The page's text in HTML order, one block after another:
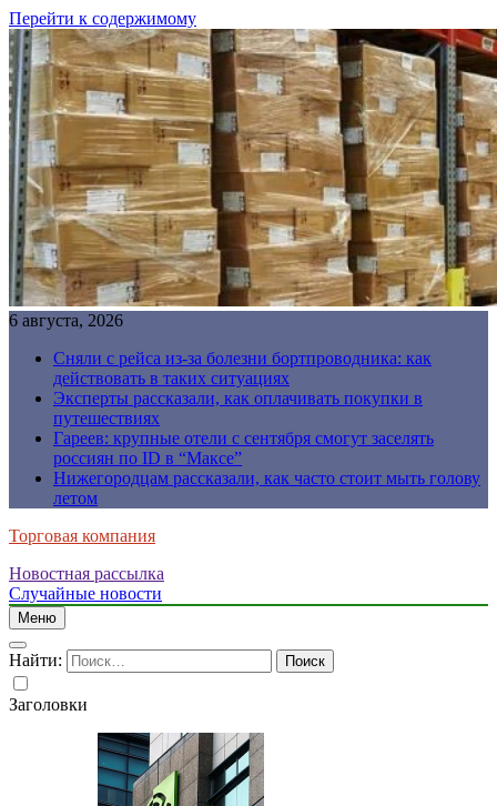
Перейти к содержимому
6 августа, 2026
Сняли с рейса из-за болезни бортпроводника: как
действовать в таких ситуациях
Эксперты рассказали, как оплачивать покупки в
путешествиях
Гареев: крупные отели с сентября смогут заселять
россиян по ID в “Максе”
Нижегородцам рассказали, как часто стоит мыть голову
летом
Торговая компания
Новостная рассылка
Случайные новости
Меню
Найти:
Заголовки